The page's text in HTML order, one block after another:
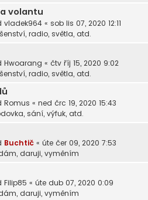
volantu
vladek964 « sob lis 07, 2020 12:11
radio, světla, atd.
Hwoarang « čtv říj 15, 2020 9:02
radio, světla, atd.
Romus « ned črc 19, 2020 15:43
sání, výfuk, atd.
Buchtič « úte čer 09, 2020 7:53
daruji, vyměním
Filip85 « úte dub 07, 2020 0:09
daruji, vyměním